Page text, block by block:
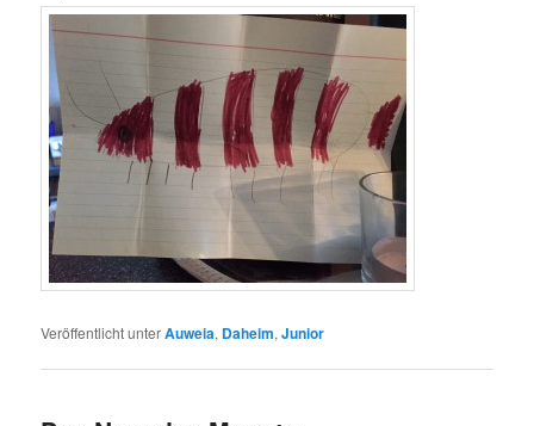
Veröffentlicht unterAuweia, Daheim,Junior